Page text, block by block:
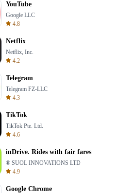
YouTube
Google LLC
4.8
Netflix
Netflix, Inc.
4.2
Telegram
Telegram FZ-LLC
4.3
TikTok
TikTok Pte. Ltd.
4.6
inDrive. Rides with fair fares
® SUOL INNOVATIONS LTD
4.9
Google Chrome